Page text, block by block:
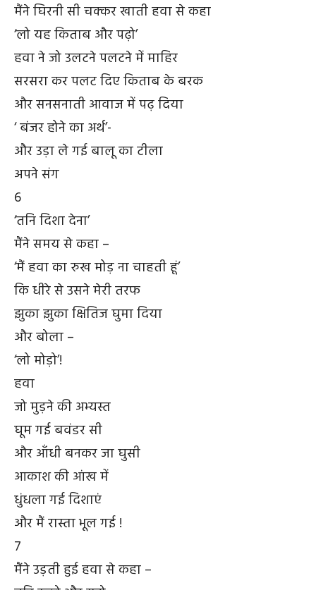
मैंने घिरनी सी चक्कर खाती हवा से कहा
‘लो यह किताब और पढ़ो’
हवा ने जो उलटने पलटने में माहिर
सरसरा कर पलट दिए किताब के बरक
और सनसनाती आवाज में पढ़ दिया
‘ बंजर होने का अर्थ’-
और उड़ा ले गई बालू का टीला
अपने संग
6
‘तनि दिशा देना’
मैंने समय से कहा –
‘मैं हवा का रुख मोड़ ना चाहती हूं’
कि धीरे से उसने मेरी तरफ
झुका झुका क्षितिज घुमा दिया
और बोला –
‘लो मोड़ो’!
हवा
जो मुड़ने की अभ्यस्त
घूम गई बवंडर सी
और आँधी बनकर जा घुसी
आकाश की आंख में
धुंधला गई दिशाएं
और मैं रास्ता भूल गई !
7
मैंने उड़ती हुई हवा से कहा –